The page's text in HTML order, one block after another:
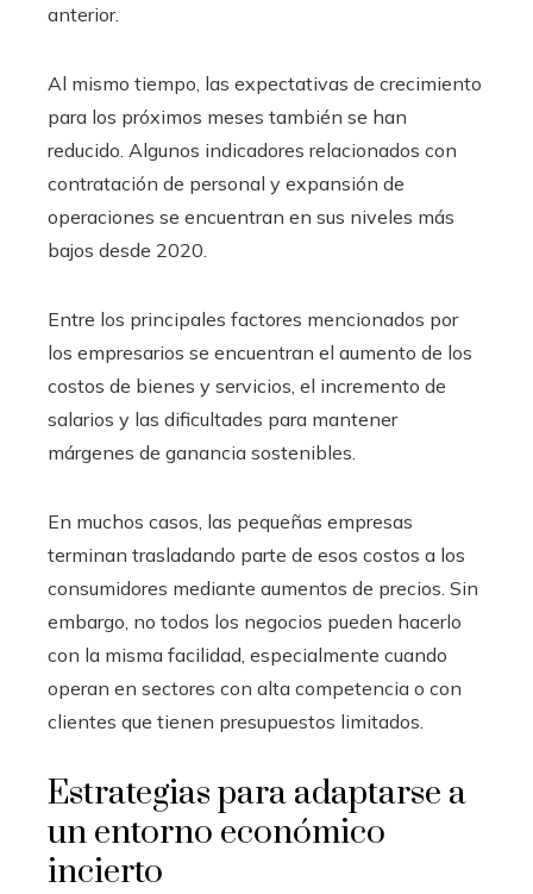
anterior.
Al mismo tiempo, las expectativas de crecimiento
para los próximos meses también se han
reducido. Algunos indicadores relacionados con
contratación de personal y expansión de
operaciones se encuentran en sus niveles más
bajos desde 2020.
Entre los principales factores mencionados por
los empresarios se encuentran el aumento de los
costos de bienes y servicios, el incremento de
salarios y las dificultades para mantener
márgenes de ganancia sostenibles.
En muchos casos, las pequeñas empresas
terminan trasladando parte de esos costos a los
consumidores mediante aumentos de precios. Sin
embargo, no todos los negocios pueden hacerlo
con la misma facilidad, especialmente cuando
operan en sectores con alta competencia o con
clientes que tienen presupuestos limitados.
Estrategias para adaptarse a
un entorno económico
incierto